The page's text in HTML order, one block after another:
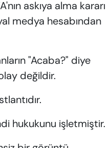
askıya alma kararı
medya hesabından
"Acaba?" diye
değildir.
hukukunu işletmiştir.